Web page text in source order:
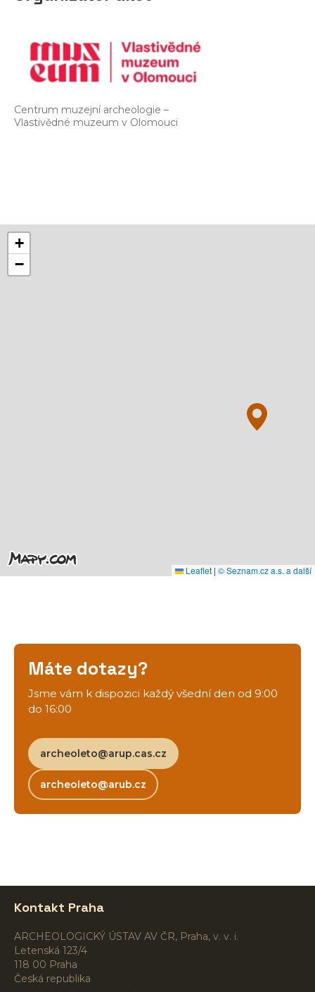
Centrum muzejní archeologie –
Vlastivědné muzeum v Olomouci
+
−
Leaflet | © Seznam.cz a.s. a další
Máte dotazy?
Jsme vám k dispozici každý všední den od 9:00
do 16:00
archeoleto@arup.cas.cz
archeoleto@arub.cz
Kontakt Praha
ARCHEOLOGICKÝ ÚSTAV AV ČR, Praha, v. v. i.
Letenská 123/4
118 00 Praha
Česká republika